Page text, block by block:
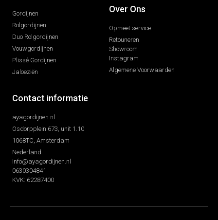
Gordijnen
Rolgordijnen
Duo Rolgordijnen
Vouwgordijnen
Plissé Gordijnen
Jaloeziën
Over Ons
Opmeet service
Retouneren
Showroom
Instagram
Algemene Voorwaarden
Contact informatie
ayagordijnen.nl
Osdorpplein 673, unit 1.10
1068TC, Amsterdam
Nederland
Info@ayagordijnen.nl
0630304841
KVK: 62287400